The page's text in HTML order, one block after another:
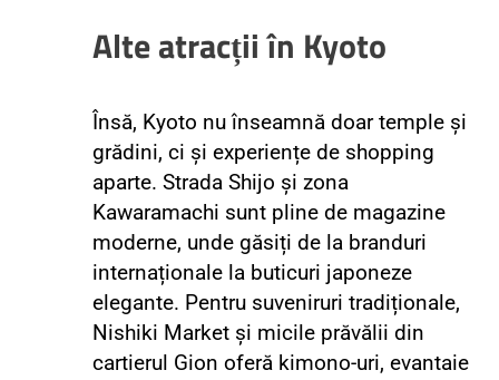
Alte atracții în Kyoto
Însă, Kyoto nu înseamnă doar temple și
grădini, ci și experiențe de shopping
aparte.Strada Shijo și zona
Kawaramachi sunt pline de magazine
moderne, unde găsiți de la branduri
internaționale la buticuri japoneze
elegante. Pentru suveniruri tradiționale,
Nishiki Market și micile prăvălii din
cartierul Gion oferă kimono-uri, evantaie